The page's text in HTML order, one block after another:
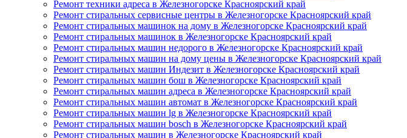
Ремонт техники адреса в Железногорске Красноярский край
Ремонт стиральных сервисные центры в Железногорске Красноярский край
Ремонт стиральных машинок на дому в Железногорске Красноярский край
Ремонт стиральных машинок в Железногорске Красноярский край
Ремонт стиральных машин недорого в Железногорске Красноярский край
Ремонт стиральных машин на дому цены в Железногорске Красноярский край
Ремонт стиральных машин Индезит в Железногорске Красноярский край
Ремонт стиральных машин бош в Железногорске Красноярский край
Ремонт стиральных машин адреса в Железногорске Красноярский край
Ремонт стиральных машин автомат в Железногорске Красноярский край
Ремонт стиральных машин lg в Железногорске Красноярский край
Ремонт стиральных машин bosch в Железногорске Красноярский край
Ремонт стиральных машин в Железногорске Красноярский край